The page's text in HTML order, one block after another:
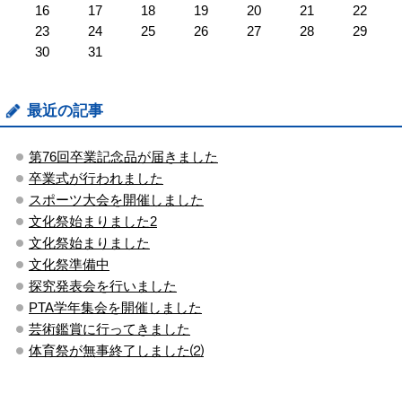
16 17 18 19 20 21
22
23
24 25 26 27 28
29
30
31
最近の記事
第76回卒業記念品が届きました
卒業式が行われました
スポーツ大会を開催しました
文化祭始まりました2
文化祭始まりました
文化祭準備中
探究発表会を行いました
PTA学年集会を開催しました
芸術鑑賞に行ってきました
体育祭が無事終了しました⑵